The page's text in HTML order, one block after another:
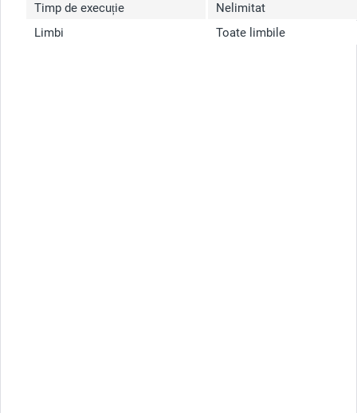
Timp de execuție
Nelimitat
Limbi
Toate limbile